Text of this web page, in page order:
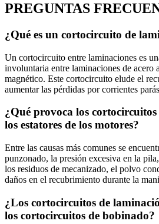
PREGUNTAS
¿Qué es un cortocircuito de
Un cortocircuito entre laminaciones es
involuntaria entre laminaciones de acero
magnético. Este cortocircuito elude el
aumentar las pérdidas por corrientes
¿Qué provoca los
los estatores de los motores?
Entre las causas más comunes se
punzonado, la presión excesiva en la
los residuos de mecanizado, el polvo
daños en el recubrimiento durante la
¿Los cortocircuitos de
los cortocircuitos de bobinado?